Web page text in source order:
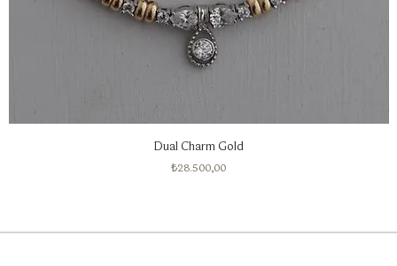
Dual Charm Gold
Fiyat
₺28.500,00